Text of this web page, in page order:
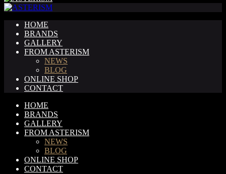
HOME
BRANDS
GALLERY
FROM ASTERISM
NEWS
BLOG
ONLINE SHOP
CONTACT
HOME
BRANDS
GALLERY
FROM ASTERISM
NEWS
BLOG
ONLINE SHOP
CONTACT